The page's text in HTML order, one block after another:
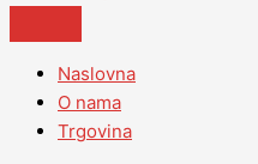
Naslovna
O nama
Trgovina